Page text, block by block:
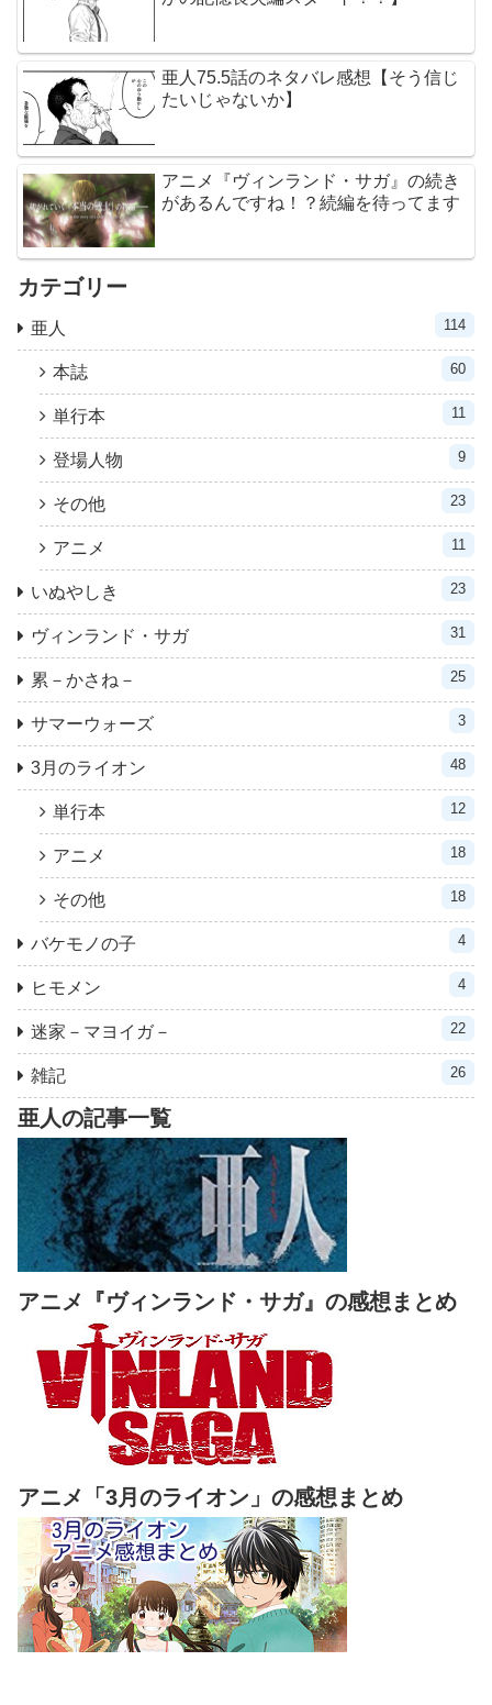
亜人75.5話のネタバレ感想【そう信じ
たいじゃないか】
アニメ『ヴィンランド・サガ』の続き
があるんですね！？続編を待ってます
カテゴリー
亜人 114
本誌 60
単行本 11
登場人物 9
その他 23
アニメ 11
いぬやしき 23
ヴィンランド・サガ 31
累－かさね－ 25
サマーウォーズ 3
3月のライオン 48
単行本 12
アニメ 18
その他 18
バケモノの子 4
ヒモメン 4
迷家－マヨイガ－ 22
雑記 26
亜人の記事一覧
アニメ『ヴィンランド・サガ』の感想まとめ
アニメ「3月のライオン」の感想まとめ